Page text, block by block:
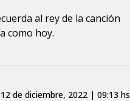
al rey de la canción
como hoy.
12 de diciembre, 2022 | 09:13 hs